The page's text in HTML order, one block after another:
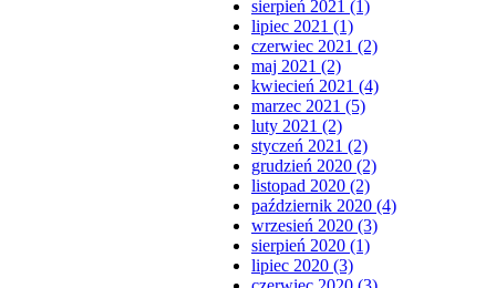
sierpień 2021 (1)
lipiec 2021 (1)
czerwiec 2021 (2)
maj 2021 (2)
kwiecień 2021 (4)
marzec 2021 (5)
luty 2021 (2)
styczeń 2021 (2)
grudzień 2020 (2)
listopad 2020 (2)
październik 2020 (4)
wrzesień 2020 (3)
sierpień 2020 (1)
lipiec 2020 (3)